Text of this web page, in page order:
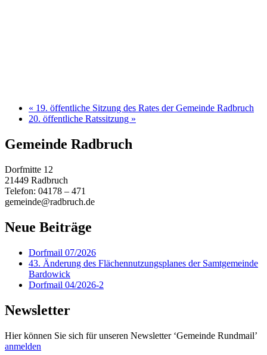
« 19. öffentliche Sitzung des Rates der Gemeinde Radbruch
20. öffentliche Ratssitzung »
Gemeinde Radbruch
Dorfmitte 12
21449 Radbruch
Telefon: 04178 – 471
gemeinde@radbruch.de
Neue Beiträge
Dorfmail 07/2026
43. Änderung des Flächennutzungsplanes der Samtgemeinde
Bardowick
Dorfmail 04/2026-2
Newsletter
Hier können Sie sich für unseren Newsletter ‘Gemeinde Rundmail’
anmelden